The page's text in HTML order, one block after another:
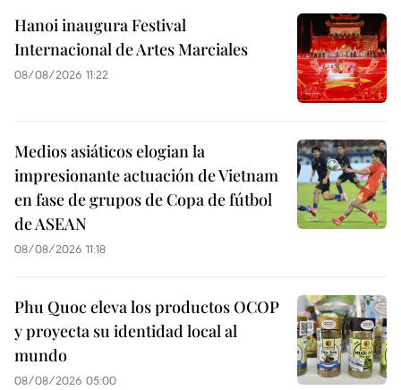
Hanoi inaugura Festival
Internacional de Artes Marciales
08/08/2026 11:22
Medios asiáticos elogian la
impresionante actuación de Vietnam
en fase de grupos de Copa de fútbol
de ASEAN
08/08/2026 11:18
Phu Quoc eleva los productos OCOP
y proyecta su identidad local al
mundo
08/08/2026 05:00